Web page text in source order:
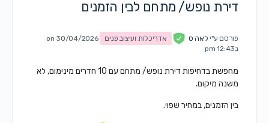
דירת נופש/ מתחם לבין הזמנים
פורסם ע"ילאה ס אדריכלות ועיצוב פנים
on 30/04/2026
ב12:43 pm
מחפשת בדחיפות דירת נופש/ מתחם עם 10 חדרים מינימום, לא
משנה מיקום.
בין הזמנים, במחיר שפוי.